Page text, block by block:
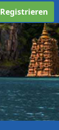
Registrieren